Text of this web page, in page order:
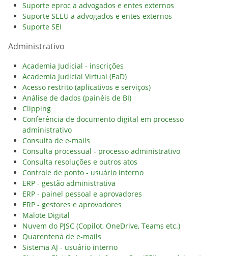
Suporte eproc a advogados e entes externos
Suporte SEEU a advogados e entes externos
Suporte SEI
Administrativo
Academia Judicial - inscrições
Academia Judicial Virtual (EaD)
Acesso restrito (aplicativos e serviços)
Análise de dados (painéis de BI)
Clipping
Conferência de documento digital em processo
administrativo
Consulta de e-mails
Consulta processual - processo administrativo
Consulta resoluções e outros atos
Controle de ponto - usuário interno
ERP - gestão administrativa
ERP - painel pessoal e aprovadores
ERP - gestores e aprovadores
Malote Digital
Nuvem do PJSC (Copilot, OneDrive, Teams etc.)
Quarentena de e-mails
Sistema AJ - usuário interno